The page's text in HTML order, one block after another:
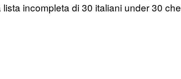
incompleta di 30 italiani under 30 che